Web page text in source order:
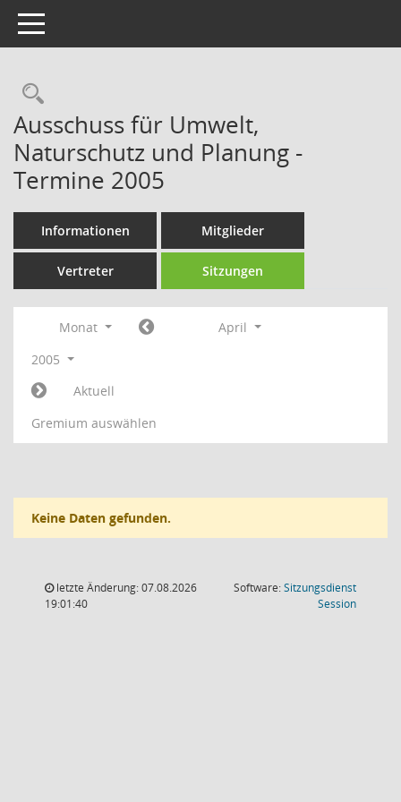
Toggle navigation
Rechercheauswahl
Ausschuss für Umwelt,
Naturschutz und Planung -
Termine 2005
Informationen Mitglieder
Vertreter Sitzungen
Monat
April
2005
Aktuell
Gremium auswählen
Keine Daten gefunden.
letzte Änderung: 07.08.2026
19:01:40
Software:Sitzungsdienst
Session(Wird in